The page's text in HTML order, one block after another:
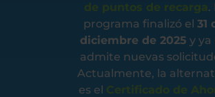
de puntos de recarga.
programa finalizó el 31
diciembre de 2025 y ya
admite nuevas
Actualmente, la
es el Certificado de